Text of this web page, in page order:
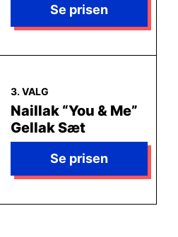
Naillak “You & Me”
Gellak Sæt